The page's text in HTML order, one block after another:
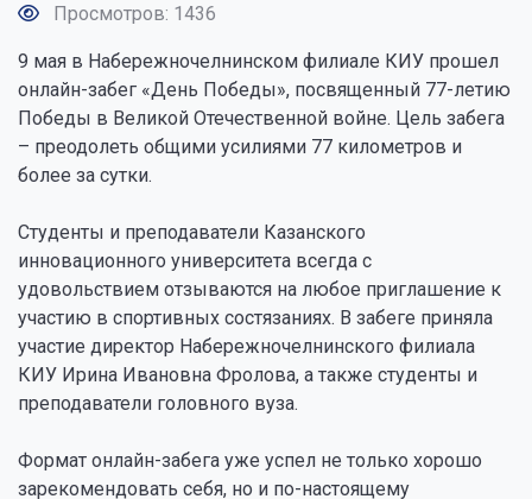
Просмотров: 1436
9 мая в Набережночелнинском филиале КИУ прошел
онлайн-забег «День Победы», посвященный 77-летию
Победы в Великой Отечественной войне. Цель забега
– преодолеть общими усилиями 77 километров и
более за сутки.
Студенты и преподаватели Казанского
инновационного университета всегда с
удовольствием отзываются на любое приглашение к
участию в спортивных состязаниях. В забеге приняла
участие директор Набережночелнинского филиала
КИУ Ирина Ивановна Фролова, а также студенты и
преподаватели головного вуза.
Формат онлайн-забега уже успел не только хорошо
зарекомендовать себя, но и по-настоящему